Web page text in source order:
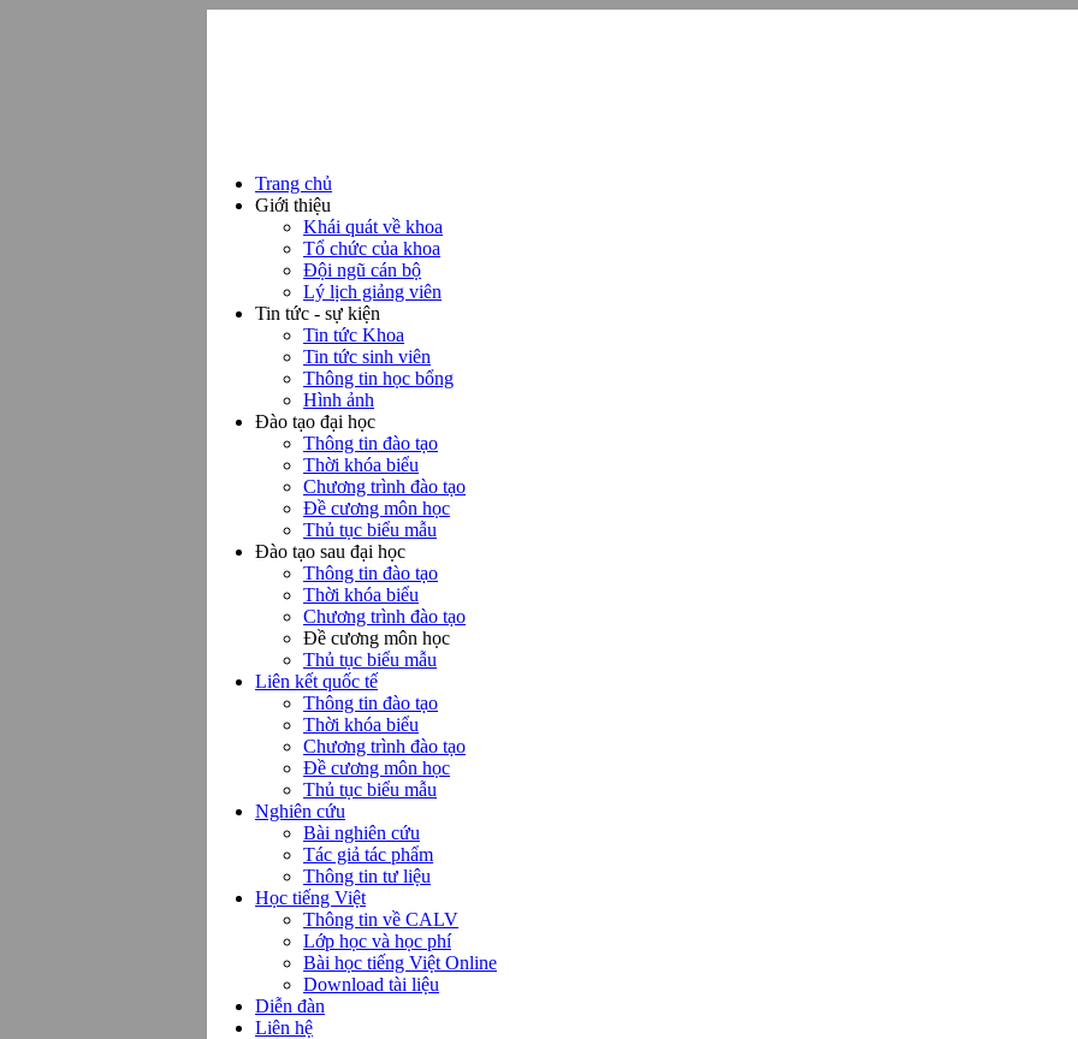
Trang chủ
Giới thiệu
Khái quát về khoa
Tổ chức của khoa
Đội ngũ cán bộ
Lý lịch giảng viên
Tin tức - sự kiện
Tin tức Khoa
Tin tức sinh viên
Thông tin học bổng
Hình ảnh
Đào tạo đại học
Thông tin đào tạo
Thời khóa biểu
Chương trình đào tạo
Đề cương môn học
Thủ tục biểu mẫu
Đào tạo sau đại học
Thông tin đào tạo
Thời khóa biểu
Chương trình đào tạo
Đề cương môn học
Thủ tục biểu mẫu
Liên kết quốc tế
Thông tin đào tạo
Thời khóa biểu
Chương trình đào tạo
Đề cương môn học
Thủ tục biểu mẫu
Nghiên cứu
Bài nghiên cứu
Tác giả tác phẩm
Thông tin tư liệu
Học tiếng Việt
Thông tin về CALV
Lớp học và học phí
Bài học tiếng Việt Online
Download tài liệu
Diễn đàn
Liên hệ